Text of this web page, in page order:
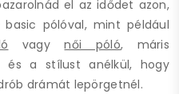
el az idődet azon,
pólóval, mint például
vagynői póló, máris
és a stílust anélkül, hogy
drámát lepörgetnél.